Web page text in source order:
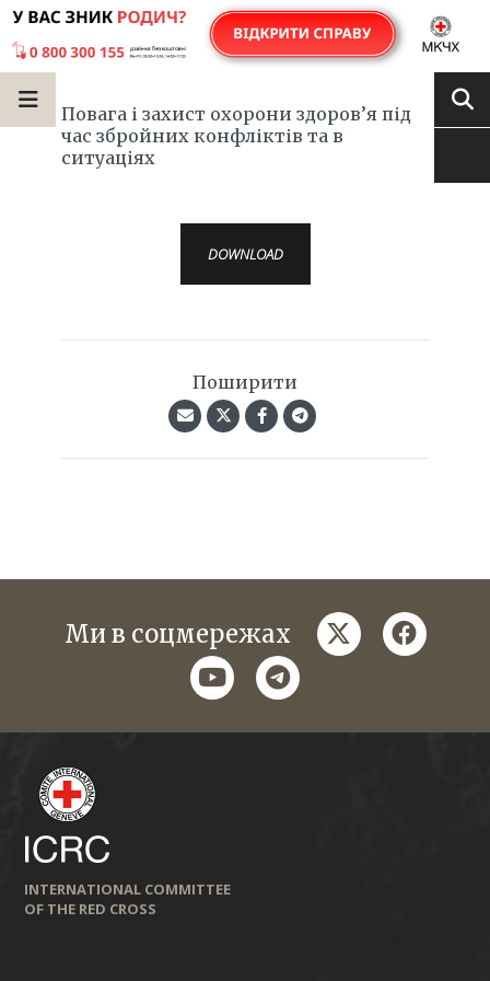
Повага і захист охорони здоров’я під
час збройних конфліктів та в
ситуаціях
DOWNLOAD
Поширити
Ми в соцмережах twitter
youtubetelegram
INTERNATIONAL COMMITTEE
OF THE RED CROSS